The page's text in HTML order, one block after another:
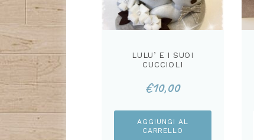
LULU’ E I SUOI
CUCCIOLI
€10,00
AGGIUNGI AL
CARRELLO